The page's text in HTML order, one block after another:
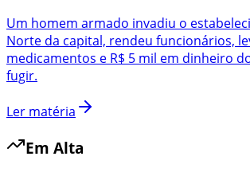
Um homem armado invadiu o
Norte da capital, rendeu funcionários,
medicamentos e R$ 5 mil em dinheiro
fugir.
Ler matéria
Em Alta